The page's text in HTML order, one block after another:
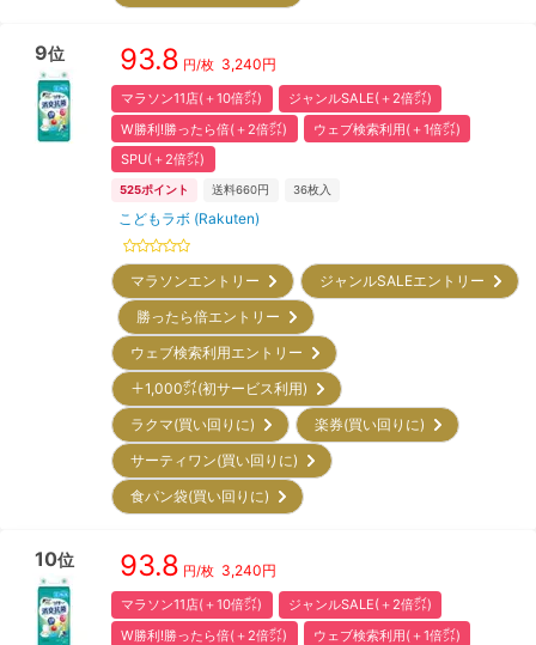
9位 93.8 円/枚 3,240円
マラソン11店(＋10倍㌽)
ジャンルSALE(＋2倍㌽)
W勝利!勝ったら倍(＋2倍㌽)
ウェブ検索利用(＋1倍㌽)
SPU(＋2倍㌽)
525ポイント 送料660円 36枚入
こどもラボ (Rakuten)
マラソンエントリー
ジャンルSALEエントリー
勝ったら倍エントリー
ウェブ検索利用エントリー
＋1,000㌽(初サービス利用)
ラクマ(買い回りに)
楽券(買い回りに)
サーティワン(買い回りに)
食パン袋(買い回りに)
10位 93.8 円/枚 3,240円
マラソン11店(＋10倍㌽)
ジャンルSALE(＋2倍㌽)
W勝利!勝ったら倍(＋2倍㌽)
ウェブ検索利用(＋1倍㌽)